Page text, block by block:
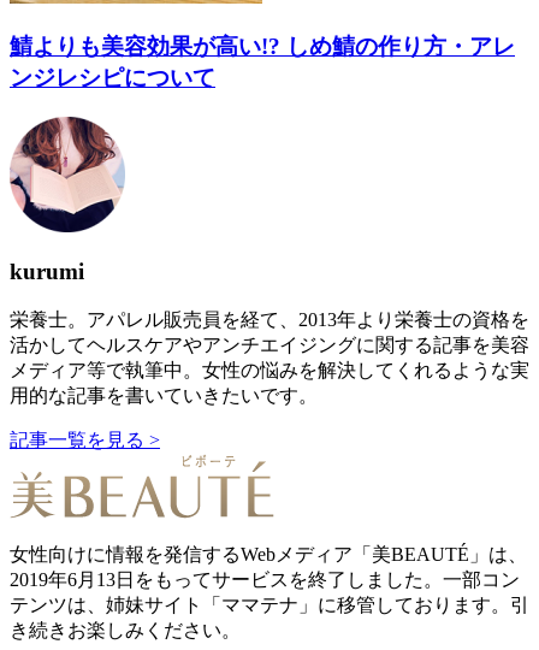
鯖よりも美容効果が高い!? しめ鯖の作り方・アレ
ンジレシピについて
kurumi
栄養士。アパレル販売員を経て、2013年より栄養士の資格を
活かしてヘルスケアやアンチエイジングに関する記事を美容
メディア等で執筆中。女性の悩みを解決してくれるような実
用的な記事を書いていきたいです。
記事一覧を見る >
女性向けに情報を発信するWebメディア「美BEAUTÉ」は、
2019年6月13日をもってサービスを終了しました。一部コン
テンツは、姉妹サイト「ママテナ」に移管しております。引
き続きお楽しみください。